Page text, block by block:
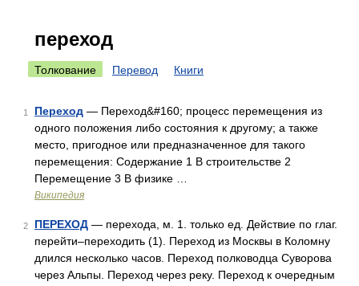
переход
Толкование Перевод Книги
1 Переход — Переход&#160; процесс перемещения из
одного положения либо состояния к другому; а также
место, пригодное или предназначенное для такого
перемещения: Содержание 1 В строительстве 2
Перемещение 3 В физике …
Википедия
2 ПЕРЕХОД — перехода, м. 1. только ед. Действие по глаг.
перейти–переходить (1). Переход из Москвы в Коломну
длился несколько часов. Переход полководца Суворова
через Альпы. Переход через реку. Переход к очередным